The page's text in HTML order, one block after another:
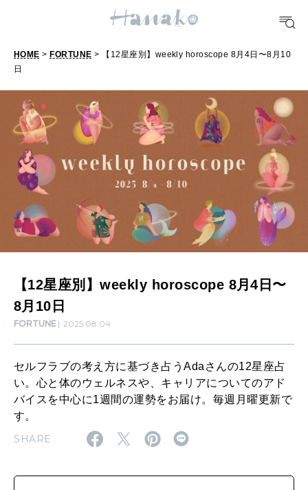
FOOD
TRAVEL
どこ行く？
FORTUNE
明日のわたし
[12星座別] Weekly Holoscope
[12星座別] Monthly Love Holoscope
女神まり愛のタロットメッセージ
HEALTH
MAMA
ママもいろいろ
SUSTAINABLE
【
1
2
星
座
別
】
w
e
k
l
y
h
o
r
o
HOME > FORTUNE > 【12星座別】weekly horoscope 8月4日〜8月10
日
【12星座別】weekly horoscope 8月4日〜
8月10日
FORTUNE 2025.08.04
セルフラブの考え方に基づき占うAdaさんの12星座占
い。心と体のウェルネスや、キャリアについてのアド
バイスを中心に1週間の運勢をお届け。毎週月曜更新で
す。
SHARE